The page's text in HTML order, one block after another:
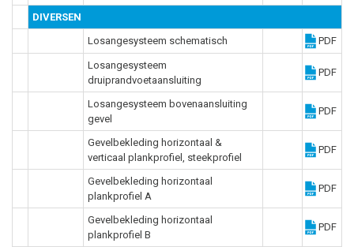
DIVERSEN
Losangesysteem schematisch
PDF
Losangesysteem
druiprandvoetaansluiting
PDF
Losangesysteem bovenaansluiting
gevel
PDF
Gevelbekleding horizontaal &
verticaal plankprofiel, steekprofiel
PDF
Gevelbekleding horizontaal
plankprofiel A
PDF
Gevelbekleding horizontaal
plankprofiel B
PDF